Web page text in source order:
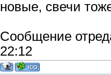
новые, свечи
Сообщение
22:12